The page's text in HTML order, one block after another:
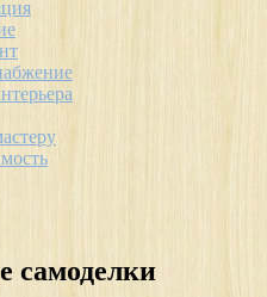
самоделки